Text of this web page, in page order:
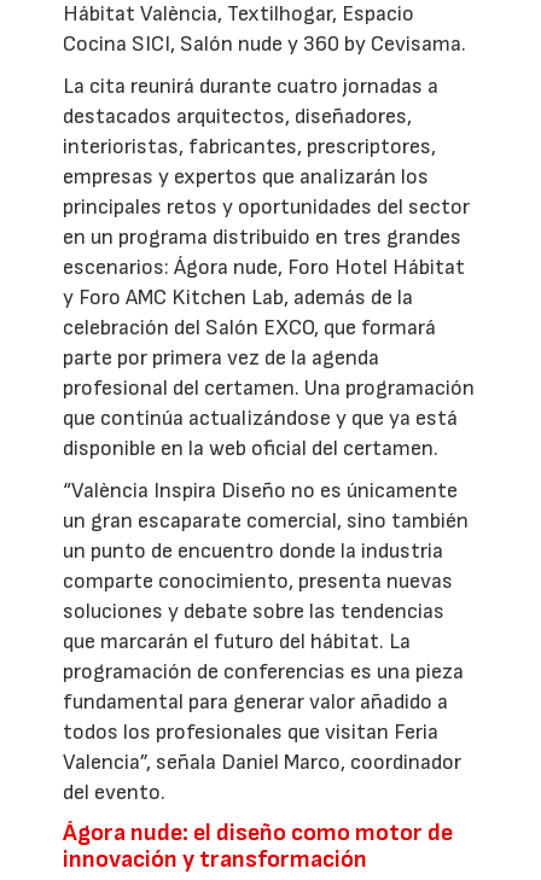
Hábitat València, Textilhogar, Espacio
Cocina SICI, Salón nude y 360 by Cevisama.
La cita reunirá durante cuatro jornadas a
destacados arquitectos, diseñadores,
interioristas, fabricantes, prescriptores,
empresas y expertos que analizarán los
principales retos y oportunidades del sector
en un programa distribuido en tres grandes
escenarios: Ágora nude, Foro Hotel Hábitat
y Foro AMC Kitchen Lab, además de la
celebración del Salón EXCO, que formará
parte por primera vez de la agenda
profesional del certamen. Una programación
que continúa actualizándose y que ya está
disponible en la web oficial del certamen.
“València Inspira Diseño no es únicamente
un gran escaparate comercial, sino también
un punto de encuentro donde la industria
comparte conocimiento, presenta nuevas
soluciones y debate sobre las tendencias
que marcarán el futuro del hábitat. La
programación de conferencias es una pieza
fundamental para generar valor añadido a
todos los profesionales que visitan Feria
Valencia”, señala Daniel Marco, coordinador
del evento.
Ágora nude: el diseño como motor de
innovación y transformación